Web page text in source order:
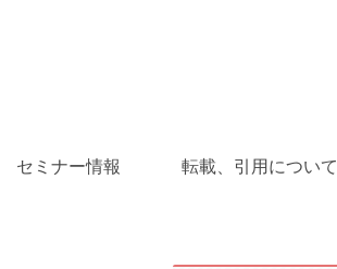
セミナー情報 転載、引用について